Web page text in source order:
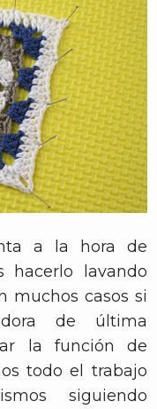
a la hora de
hacerlo lavando
muchos casos si
de última
la función de
todo el trabajo
siguiendo